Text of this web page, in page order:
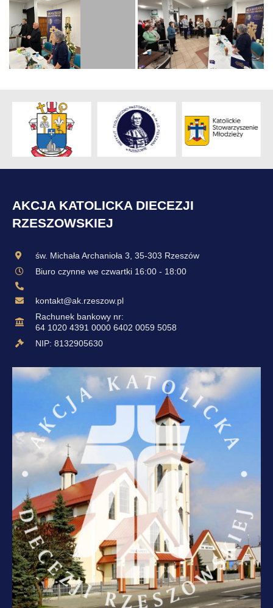
AKCJA KATOLICKA DIECEZJI
RZESZOWSKIEJ
św. Michała Archanioła 3, 35-303 Rzeszów
Biuro czynne we czwartki 16:00 - 18:00
kontakt@ak.rzeszow.pl
Rachunek bankowy nr:
64 1020 4391 0000 6402 0059 5058
NIP: 8132905630